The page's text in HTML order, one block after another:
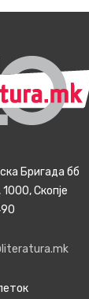
Бригада бб
Скопје